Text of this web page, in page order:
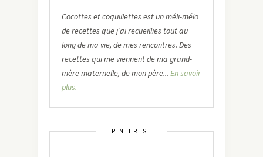
Cocottes et coquillettes est un méli-mélo
de recettes que j’ai recueillies tout au
long de ma vie, de mes rencontres. Des
recettes qui me viennent de ma grand-
mère maternelle, de mon père... En savoir
plus.
PINTEREST